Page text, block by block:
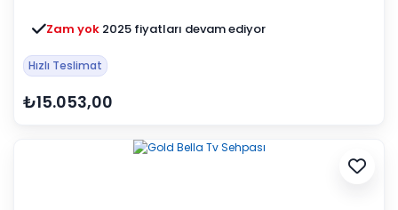
Zam yok 2025 fiyatları devam ediyor
Hızlı Teslimat
₺15.053,00